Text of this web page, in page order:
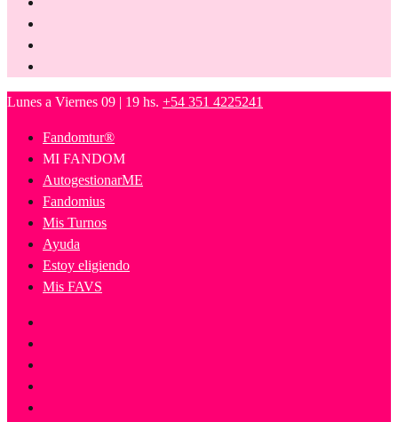
Lunes a Viernes 09 | 19 hs. +54 351 4225241
Fandomtur®
MI FANDOM
AutogestionarME
Fandomius
Mis Turnos
Ayuda
Estoy eligiendo
Mis FAVS